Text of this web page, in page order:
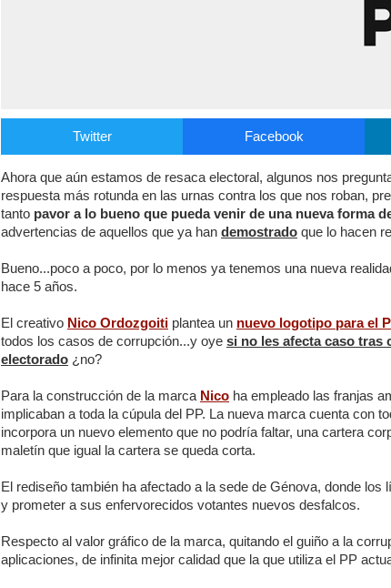
Twitter Facebook
Ahora que aún estamos de resaca electoral, algunos nos
respuesta más rotunda en las urnas contra los que nos roban,
tanto pavor a lo bueno que pueda venir de una nueva forma
advertencias de aquellos que ya han demostrado que lo hacen
Bueno...poco a poco, por lo menos ya tenemos una nueva
hace 5 años.
El creativo Nico Ordozgoiti plantea un nuevo logotipo para el
todos los casos de corrupción...y oye si no les afecta caso tras
electorado ¿no?
Para la construcción de la marca Nico ha empleado las franjas
implicaban a toda la cúpula del PP. La nueva marca cuenta con
incorpora un nuevo elemento que no podría faltar, una cartera
maletín que igual la cartera se queda corta.
El rediseño también ha afectado a la sede de Génova, donde
y prometer a sus enfervorecidos votantes nuevos desfalcos.
Respecto al valor gráfico de la marca, quitando el guiño a la
aplicaciones, de infinita mejor calidad que la que utiliza el PP